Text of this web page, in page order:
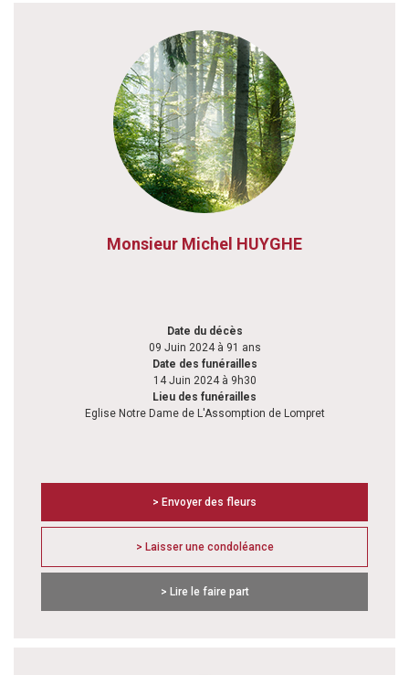
Monsieur Michel HUYGHE
Date du décès
09 Juin 2024 à 91 ans
Date des funérailles
14 Juin 2024 à 9h30
Lieu des funérailles
Eglise Notre Dame de L'Assomption de Lompret
> Envoyer des fleurs
> Laisser une condoléance
> Lire le faire part